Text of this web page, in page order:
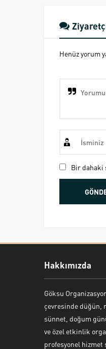
Henüz yorum
Bir dahaki
Hakkımızda
Göksu
çevresinde düğün,
sünnet, doğum
ve özel etkinlik
profesyonel hizmet
Bekir Kiper